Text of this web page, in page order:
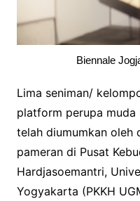
Biennale
Lima seniman/
platform perupa muda
telah diumumkan oleh
pameran di Pusat
Hardjasoemantri,
Yogyakarta (PKKH